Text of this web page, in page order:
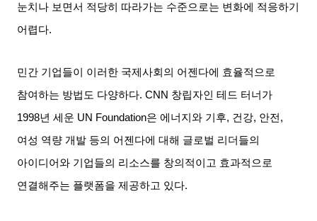
눈치나 보면서 적당히 따라가는 수준으로는 변화에 적응하기
어렵다.
민간 기업들이 이러한 국제사회의 어젠다에 효율적으로
참여하는 방법도 다양하다. CNN 창립자인 테드 터너가
1998년 세운 UN Foundation은 에너지와 기후, 건강, 안전 ,
여성 역량 개발 등의 어젠다에 대해 글로벌 리더들의
아이디어와 기업들의 리소스를 창의적이고 효과적으로
연결해주는 플랫폼을 제공하고 있다.